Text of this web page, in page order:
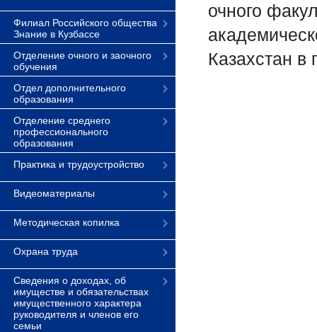
Филиал Российского общества
Знание в Кузбассе
Отделение очного и заочного
обучения
Отдел дополнительного
образования
Отделение среднего
профессионального
образования
Практика и трудоустройство
Видеоматериалы
Методическая копилка
Охрана труда
Сведения о доходах, об
имуществе и обязательствах
имущественного характера
руководителя и членов его
семьи
очного
Казахстан в